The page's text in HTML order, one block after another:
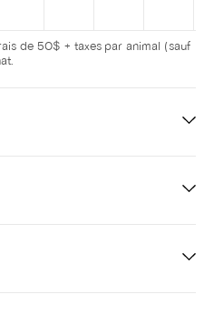
de 50$ + taxes par animal (sauf